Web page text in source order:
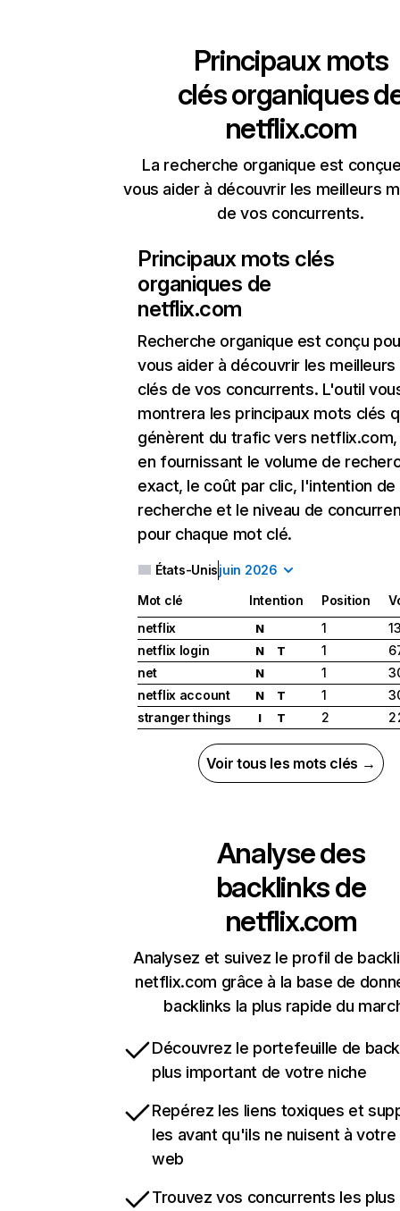
Principaux mots
clés organiques
netflix.com
La recherche organique est
vous aider à découvrir les meilleurs
de vos concurrents.
Principaux mots clés
organiques de
netflix.com
Recherche organique est conçu
vous aider à découvrir les
clés de vos concurrents. L'outil
montrera les principaux mots clés
génèrent du trafic vers
en fournissant le volume de
exact, le coût par clic, l'intention de
recherche et le niveau de
pour chaque mot clé.
États-Unisjuin 2026
Mot clé Intention Position
netflix
N 1
netflix login
N T 1
net
N 1
netflix account
N T 1
stranger things
I T 2 2
Voir tous les mots clés →
Analyse des
backlinks de
netflix.com
Analysez et suivez le profil de
netflix.com grâce à la base de
backlinks la plus rapide du
Découvrez le portefeuille de
plus important de votre niche
Repérez les liens toxiques et
les avant qu'ils ne nuisent à
web
Trouvez vos concurrents les